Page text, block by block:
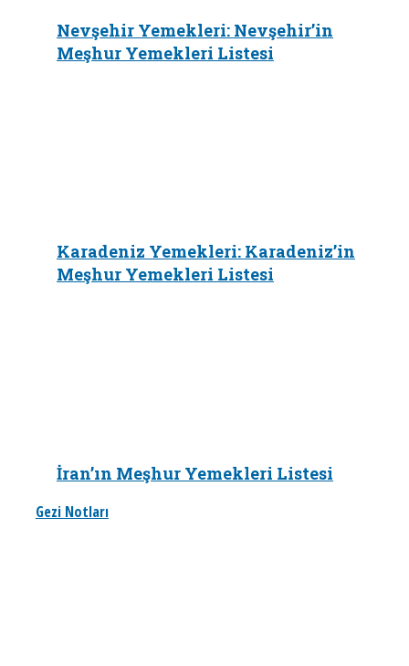
Nevşehir Yemekleri: Nevşehir’in
Meşhur Yemekleri Listesi
Karadeniz Yemekleri: Karadeniz’in
Meşhur Yemekleri Listesi
İran’ın Meşhur Yemekleri Listesi
Gezi Notları